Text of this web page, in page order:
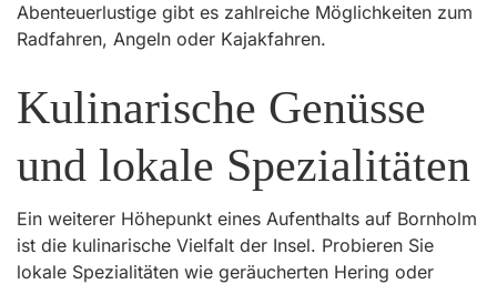
Abenteuerlustige gibt es zahlreiche Möglichkeiten zum
Radfahren, Angeln oder Kajakfahren.
Kulinarische Genüsse
und lokale Spezialitäten
Ein weiterer Höhepunkt eines Aufenthalts auf Bornholm
ist die kulinarische Vielfalt der Insel. Probieren Sie
lokale Spezialitäten wie geräucherten Hering oder